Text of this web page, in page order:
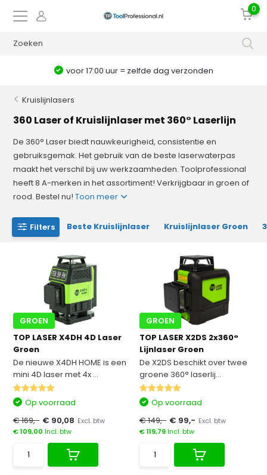
0
voor 17:00 uur = zelfde dag verzonden
Kruislijnlasers
360 Laser of Kruislijnlaser met 360° Laserlijn
De 360° Laser biedt nauwkeurigheid, consistentie en
gebruiksgemak. Het gebruik van de beste laserwaterpas
maakt het verschil bij uw werkzaamheden. Toolprofessional
heeft 8 A-merken in het assortiment! Verkrijgbaar in groen of
rood. Bestel nu!Toon meer
Filters Beste Kruislijnlaser Kruislijnlaser Groen
GROEN
TOP LASER X4DH 4D Laser
Groen
De nieuwe X4DH HOME is een
mini 4D laser met 4x ...
Op voorraad
€ 169,- € 90,08 Excl. btw
€ 109,00 Incl. btw
GROEN
TOP LASER X2DS 2x360°
Lijnlaser Groen
De X2DS beschikt over twee
groene 360° laserlij...
Op voorraad
€ 149,- € 99,- Excl. btw
€ 119,79Incl. btw